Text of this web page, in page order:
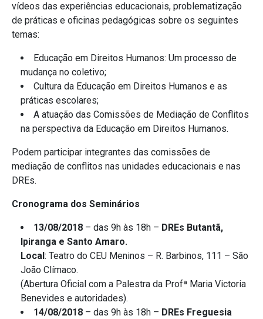
vídeos das experiências educacionais, problematização
de práticas e oficinas pedagógicas sobre os seguintes
temas:
Educação em Direitos Humanos: Um processo de
mudança no coletivo;
Cultura da Educação em Direitos Humanos e as
práticas escolares;
A atuação das Comissões de Mediação de Conflitos
na perspectiva da Educação em Direitos Humanos.
Podem participar integrantes das comissões de
mediação de conflitos nas unidades educacionais e nas
DREs.
Cronograma dos Seminários
13/08/2018 – das 9h às 18h – DREs Butantã,
Ipiranga e Santo Amaro.
Local: Teatro do CEU Meninos – R. Barbinos, 111 – São
João Clímaco.
(Abertura Oficial com a Palestra da Profª Maria Victoria
Benevides e autoridades).
14/08/2018 – das 9h às 18h – DREs Freguesia